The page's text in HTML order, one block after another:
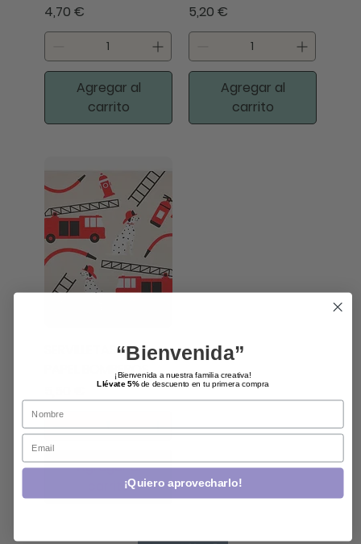
Precio
4,70 €
Agregar al
carrito
Precio
5,20 €
Agregar al
carrito
SERVILLETAS DE
PAPEL BOMBEROS
Agregar al
carrito
“Bienvenida”
¡Bienvenida a nuestra familia creativa!
Llévate 5%de descuento en tu primera compra
Name
Email
¡Quiero aprovecharlo!